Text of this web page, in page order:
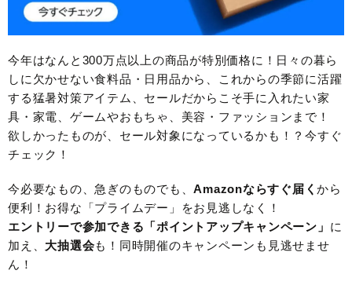
今年はなんと300万点以上の商品が特別価格に！日々の暮ら
しに欠かせない食料品・日用品から、これからの季節に活躍
する猛暑対策アイテム、セールだからこそ手に入れたい家
具・家電、ゲームやおもちゃ、美容・ファッションまで！
欲しかったものが、セール対象になっているかも！？今すぐ
チェック！
今必要なもの、急ぎのものでも、Amazonならすぐ届くから
便利！お得な「プライムデー」をお見逃しなく！
エントリーで参加できる「ポイントアップキャンペーン」 に
加え、 大抽選会も！同時開催のキャンペーンも見逃せませ
ん！